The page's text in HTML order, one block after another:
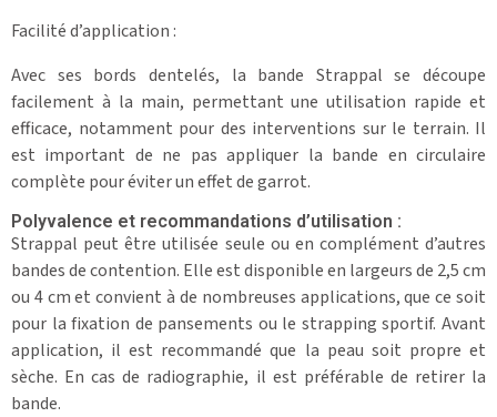
Facilité d’application :
Avec ses bords dentelés, la bande Strappal se découpe
facilement à la main, permettant une utilisation rapide et
efficace, notamment pour des interventions sur le terrain. Il
est important de ne pas appliquer la bande en circulaire
complète pour éviter un effet de garrot.
Polyvalence et recommandations d’utilisation :
Strappal peut être utilisée seule ou en complément d’autres
bandes de contention. Elle est disponible en largeurs de 2,5 cm
ou 4 cm et convient à de nombreuses applications, que ce soit
pour la fixation de pansements ou le strapping sportif. Avant
application, il est recommandé que la peau soit propre et
sèche. En cas de radiographie, il est préférable de retirer la
bande.